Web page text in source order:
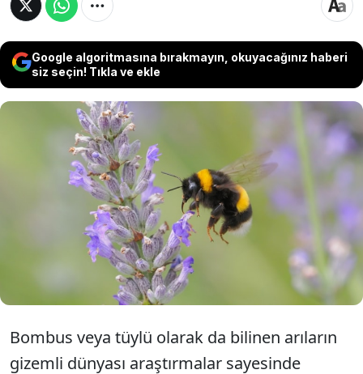
Google algoritmasına bırakmayın, okuyacağınız haberi
siz seçin! Tıkla ve ekle
Bilim insanları bombus arılarıyla ilgili yaptıkları
araştırmalarla şaşırtıcı bilgiler elde etti.
Araştırmalar arıların, birbirlerine kapıların
kilidini nasıl açacaklarını ve yiyecekleri nasıl
bulacaklarını öğrettikleri bir kültüre sahip
olduklarını gösterdi.
Bombus veya tüylü olarak da bilinen arıların
gizemli dünyası araştırmalar sayesinde